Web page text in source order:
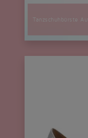
Tanzschuhbürste